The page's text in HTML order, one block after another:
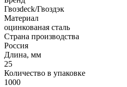
Гвозdeck/Гвоздэк
Материал
оцинкованая сталь
Страна производства
Россия
Длина, мм
25
Количество в упаковке
1000